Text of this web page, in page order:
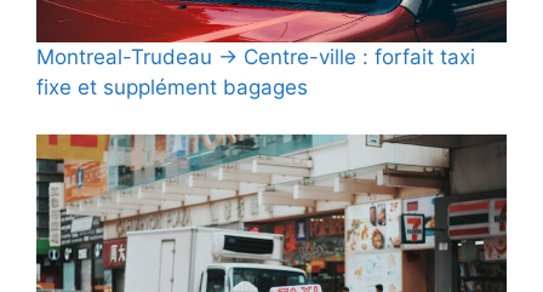
Montreal-Trudeau → Centre-ville : forfait taxi
fixe et supplément bagages